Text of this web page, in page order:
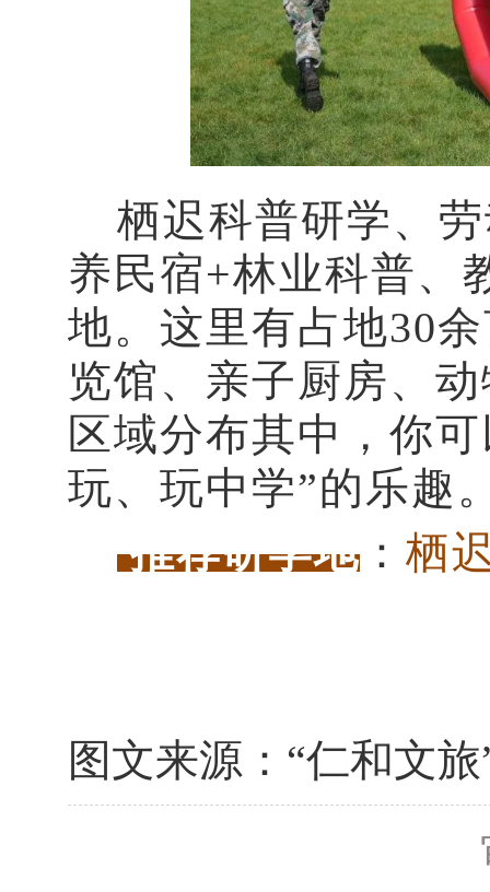
栖迟科普研学、
养民宿+林业科普、
地。这里有占地30
览馆、亲子厨房、
区域分布其中，你
玩、玩中学”的乐趣
推荐研学地 ：栖
图文来源：“仁和文